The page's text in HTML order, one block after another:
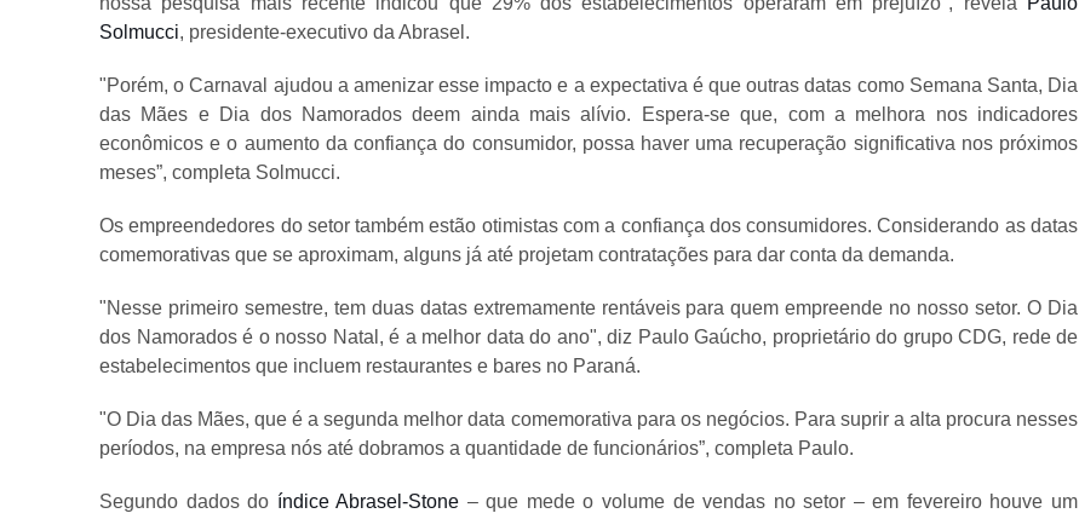
Solmucci, presidente-executivo da Abrasel.
"Porém, o Carnaval ajudou a amenizar esse impacto e a expectativa é que outras datas como Semana Santa, Dia
das Mães e Dia dos Namorados deem ainda mais alívio. Espera-se que, com a melhora nos indicadores
econômicos e o aumento da confiança do consumidor, possa haver uma recuperação significativa nos próximos
meses”, completa Solmucci.
Os empreendedores do setor também estão otimistas com a confiança dos consumidores. Considerando as datas
comemorativas que se aproximam, alguns já até projetam contratações para dar conta da demanda.
"Nesse primeiro semestre, tem duas datas extremamente rentáveis para quem empreende no nosso setor. O Dia
dos Namorados é o nosso Natal, é a melhor data do ano", diz Paulo Gaúcho, proprietário do grupo CDG, rede de
estabelecimentos que incluem restaurantes e bares no Paraná.
"O Dia das Mães, que é a segunda melhor data comemorativa para os negócios. Para suprir a alta procura nesses
períodos, na empresa nós até dobramos a quantidade de funcionários”, completa Paulo.
Segundo dados do índice Abrasel-Stone – que mede o volume de vendas no setor – em fevereiro houve um